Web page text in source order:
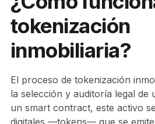
tokenización
inmobiliaria?
El proceso de tokenización
la selección y auditoría legal de
un smart contract, este activo
digitales —tokens— que se